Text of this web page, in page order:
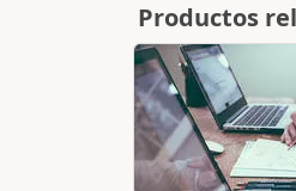
Productos